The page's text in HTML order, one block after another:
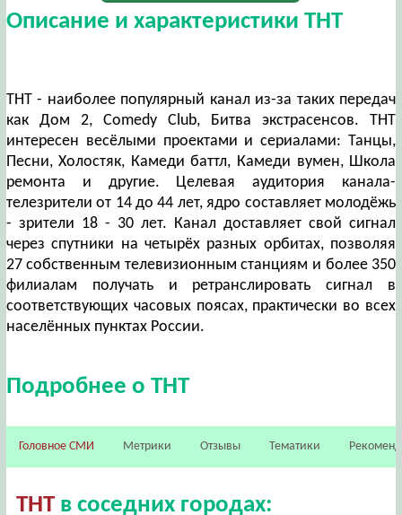
Описание и характеристики ТНТ
ТНТ - наиболее популярный канал из-за таких передач
как Дом 2, Comedy Club, Битва экстрасенсов. ТНТ
интересен весёлыми проектами и сериалами: Танцы,
Песни, Холостяк, Камеди баттл, Камеди вумен, Школа
ремонта и другие. Целевая аудитория канала-
телезрители от 14 до 44 лет, ядро составляет молодёжь
- зрители 18 - 30 лет. Канал доставляет свой сигнал
через спутники на четырёх разных орбитах, позволяя
27 собственным телевизионным станциям и более 350
филиалам получать и ретранслировать сигнал в
соответствующих часовых поясах, практически во всех
населённых пунктах России.
Подробнее о ТНТ
Головное СМИ Метрики Отзывы Тематики
ТНТв соседних городах: